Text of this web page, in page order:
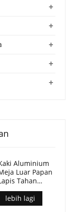
+
+
+
+
+
Aluminium
Luar Papan
Tahan
Kalis Air
Untuk Tempat
lebih lagi